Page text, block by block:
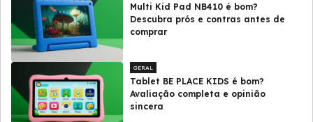
Multi Kid Pad NB410 é bom?
Descubra prós e contras antes de
comprar
GERAL
Tablet BE PLACE KIDS é bom?
Avaliação completa e opinião
sincera